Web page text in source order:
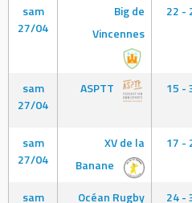
sam
27/04
Big de
Vincennes
22 -
sam
27/04
ASPTT 15 -
sam
27/04
XV de la
Banane
17 -
sam Océan Rugby 24 -